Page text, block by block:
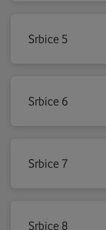
Srbice 5
Srbice 6
Srbice 7
Srbice 8